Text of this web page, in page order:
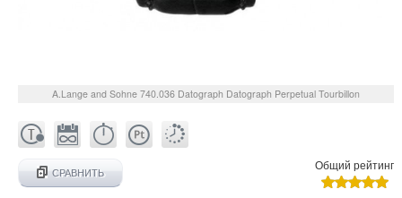
A.Lange and Sohne 740.036 Datograph Datograph Perpetual Tourbillon
СРАВНИТЬ
Общий рейтинг